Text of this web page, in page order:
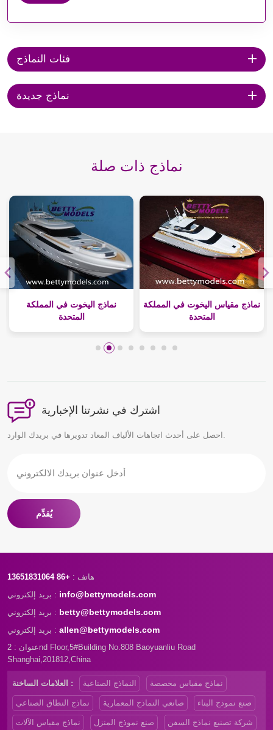
فئات النماذج
نماذج جديدة
نماذج ذات صلة
نماذج اليخوت في المملكة
المتحدة
نماذج مقياس اليخوت في المملكة
المتحدة
اشترك في نشرتنا الإخبارية
يُقدِّم
هاتف : +86 13651831064
بريد إلكتروني : info@bettymodels.com
بريد إلكتروني : betty@bettymodels.com
بريد إلكتروني : allen@bettymodels.com
عنوان : 2nd Floor,5#Building No.808 Baoyuanliu Road
Shanghai,201812,China
العلامات الساخنة : النماذج الصناعية نماذج مقياس مخصصة
نماذج النطاق الصناعي صانعي النماذج المعمارية صنع نموذج البناء
نماذج مقياس الآلات صنع نموذج المنزل شركة تصنيع نماذج السفن